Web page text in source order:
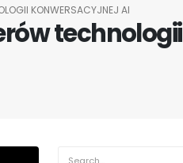
KONWERSACYJNEJ AI
technologii